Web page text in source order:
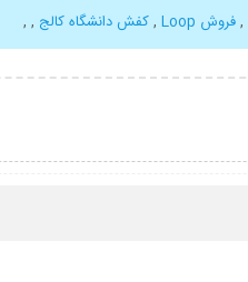
,فروش Loop ,کفش دانشگاه کالج ,
,